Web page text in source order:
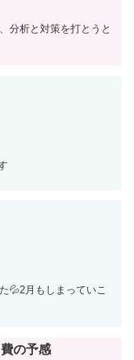
分析と対策を打とうと
💦2月もしまっていこ
の予感